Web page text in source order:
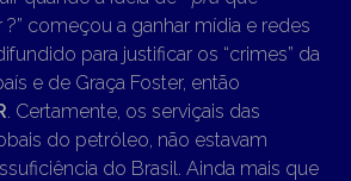
?” começou a ganhar mídia e redes
para justificar os “crimes” da
e de Graça Foster, então
. Certamente, os serviçais das
do petróleo, não estavam
do Brasil. Ainda mais que